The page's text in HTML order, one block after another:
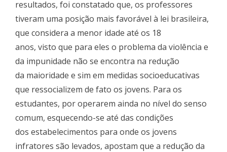
resultados, foi constatado que, os professores
tiveram uma posição mais favorável à lei brasileira,
que considera a menor idade até os 18
anos, visto que para eles o problema da violência e
da impunidade não se encontra na redução
da maioridade e sim em medidas socioeducativas
que ressocializem de fato os jovens. Para os
estudantes, por operarem ainda no nível do senso
comum, esquecendo-se até das condições
dos estabelecimentos para onde os jovens
infratores são levados, apostam que a redução da